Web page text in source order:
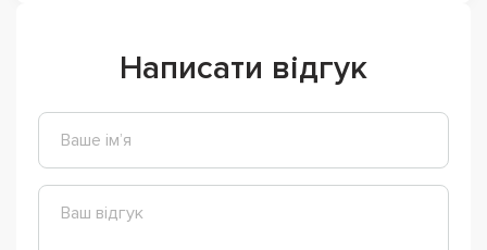
Написати відгук